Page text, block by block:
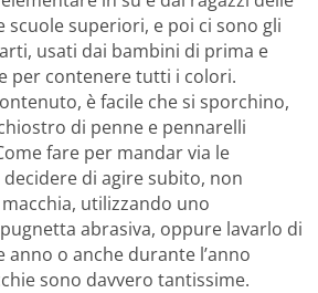
scuole superiori, e poi ci sono gli
usati dai bambini di prima e
per contenere tutti i colori.
è facile che si sporchino,
di penne e pennarelli
fare per mandar via le
decidere di agire subito, non
utilizzando uno
abrasiva, oppure lavarlo di
o anche durante l’anno
sono davvero tantissime.